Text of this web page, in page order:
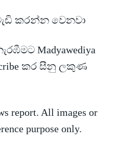
කරන්න වෙනවා
Madyawediya
කර සීනු ලකුණ
report. All images or
purpose only.